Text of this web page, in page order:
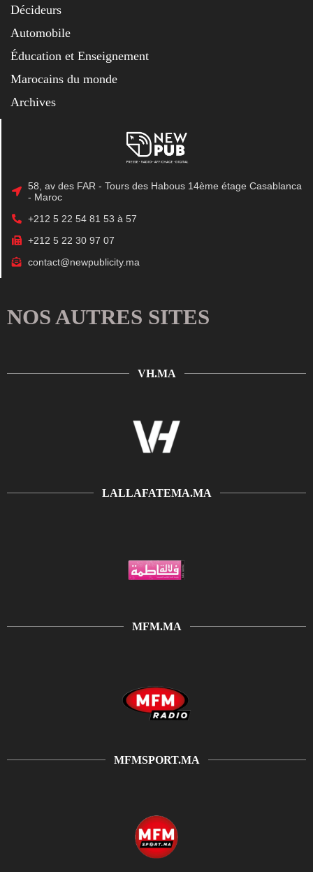
Décideurs
Automobile
Éducation et Enseignement
Marocains du monde
Archives
58, av des FAR - Tours des Habous 14ème étage Casablanca
- Maroc
+212 5 22 54 81 53 à 57
+212 5 22 30 97 07
contact@newpublicity.ma
NOS AUTRES SITES
VH.MA
LALLAFATEMA.MA
MFM.MA
MFMSPORT.MA